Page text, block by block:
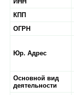
КПП
ОГРН
Юр. Адрес
Основной вид
деятельности